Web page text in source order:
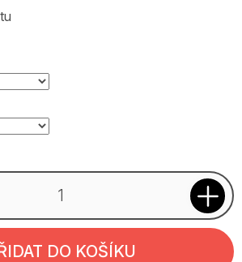
DO KOŠÍKU